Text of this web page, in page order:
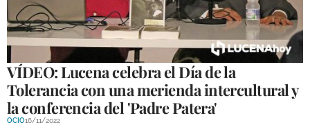
DESARROLLO LOCAL
LUCENA EMPRESAS
OCIO
COFRADÍAS
VÍDEO: Lucena celebra el Día de la
Tolerancia con una merienda intercultural y
la conferencia del 'Padre Patera'
OCIO16/11/2022